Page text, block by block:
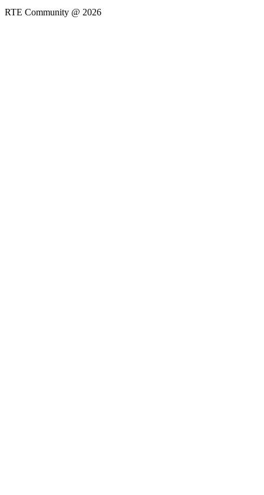
RTE Community @ 2026